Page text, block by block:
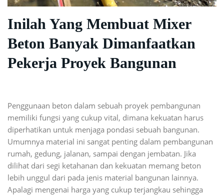
Inilah Yang Membuat Mixer
Beton Banyak Dimanfaatkan
Pekerja Proyek Bangunan
Penggunaan beton dalam sebuah proyek pembangunan
memiliki fungsi yang cukup vital, dimana kekuatan harus
diperhatikan untuk menjaga pondasi sebuah bangunan.
Umumnya material ini sangat penting dalam pembangunan
rumah, gedung, jalanan, sampai dengan jembatan. Jika
dilihat dari segi ketahanan dan kekuatan memang beton
lebih unggul dari pada jenis material bangunan lainnya.
Apalagi mengenai harga yang cukup terjangkau sehingga